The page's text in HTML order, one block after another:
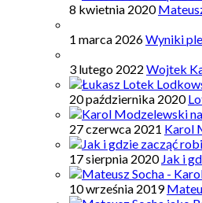
8 kwietnia 2020
1 marca 2026Wyniki
3 lutego 2022 Wojtek
20 października 2020
27 czerwca 2021 Karol
17 sierpnia 2020 Jak i
10 września 2019